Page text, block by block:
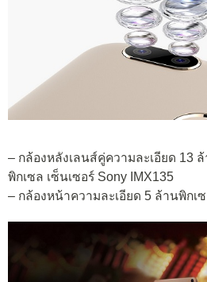
– กล้องหลังเลนส์คู่ความละเอียด 13
พิกเซล เซ็นเซอร์ Sony IMX135
– กล้องหน้าความละเอียด 5 ล้านพิกเ